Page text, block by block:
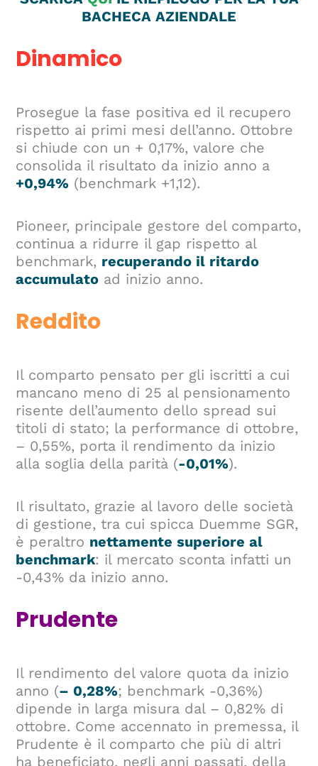
BACHECA AZIENDALE
Dinamico
Prosegue la fase positiva ed il recupero
rispetto ai primi mesi dell’anno. Ottobre
si chiude con un + 0,17%, valore che
consolida il risultato da inizio anno a
+0,94% (benchmark +1,12).
Pioneer, principale gestore del comparto,
continua a ridurre il gap rispetto al
benchmark, recuperando il ritardo
accumulato ad inizio anno.
Reddito
Il comparto pensato per gli iscritti a cui
mancano meno di 25 al pensionamento
risente dell’aumento dello spread sui
titoli di stato; la performance di ottobre,
– 0,55%, porta il rendimento da inizio
alla soglia della parità (-0,01%).
Il risultato, grazie al lavoro delle società
di gestione, tra cui spicca Duemme SGR,
è peraltro nettamente superiore al
benchmark: il mercato sconta infatti un
-0,43% da inizio anno.
Prudente
Il rendimento del valore quota da inizio
anno (– 0,28%; benchmark -0,36%)
dipende in larga misura dal – 0,82% di
ottobre. Come accennato in premessa, il
Prudente è il comparto che più di altri
ha beneficiato, negli anni passati, della